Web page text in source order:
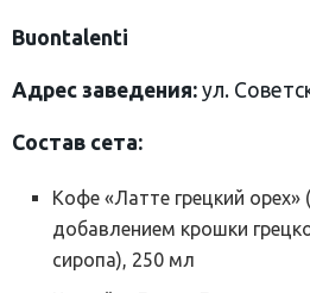
Buontalenti
Адрес заведения: ул.
Состав сета:
Кофе «Латте грецкий орех»
добавлением крошки
сиропа), 250 мл